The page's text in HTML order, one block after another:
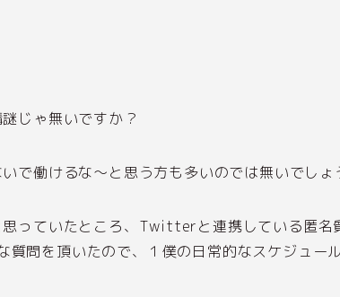
じゃ無いですか？
で働けるな〜と思う方も多いのでは無いでしょ
っていたところ、Twitterと連携している匿名
質問を頂いたので、１僕の日常的なスケジュー